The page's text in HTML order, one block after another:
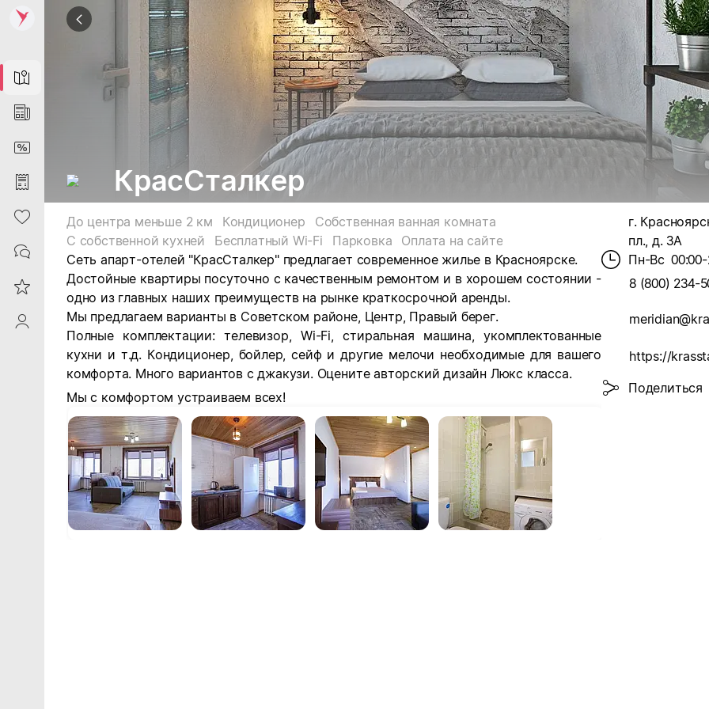
Map
News
DiscountCard
Purchases
Heart
Contacts
Reviews
ProfileSaby
КрасСталкер
До центра меньше 2 км Кондиционер
Собственная ванная комната
С собственной кухней
Бесплатный Wi-Fi Парковка
Оплата на сайте
Сеть апарт-отелей "КрасСталкер" предлагает современное жилье в Красноярске.
Достойные квартиры посуточно с качественным ремонтом и в хорошем состоянии -
одно из главных наших преимуществ на рынке краткосрочной аренды.
Мы предлагаем варианты в Советском районе, Центр, Правый берег.
Полные комплектации: телевизор, Wi-Fi, стиральная машина, укомплектованные
кухни и т.д. Кондиционер, бойлер, сейф и другие мелочи необходимые для вашего
комфорта. Много вариантов с джакузи. Оцените авторский дизайн Люкс класса.
Мы с комфортом устраиваем всех!
г.
пл., д. 3А
Пн-Вс
8 (800) 234-
https://
Поделиться